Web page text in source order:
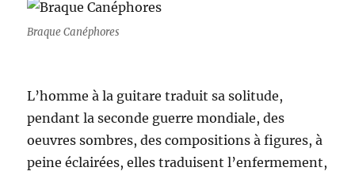
Braque Canéphores
L’homme à la guitare traduit sa solitude,
pendant la seconde guerre mondiale, des
oeuvres sombres, des compositions à figures, à
peine éclairées, elles traduisent l’enfermement,